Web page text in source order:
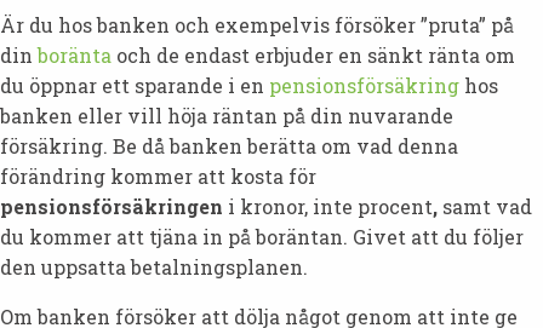
Är du hos banken och exempelvis försöker ”pruta” på
dinboränta och de endast erbjuder en sänkt ränta om
du öppnar ett sparande i en pensionsförsäkring hos
banken eller vill höja räntan på din nuvarande
försäkring. Be då banken berätta om vad denna
förändring kommer att kosta för
pensionsförsäkringen i kronor, inte procent, samt vad
du kommer att tjäna in på boräntan. Givet att du följer
den uppsatta betalningsplanen.
Om banken försöker att dölja något genom att inte ge